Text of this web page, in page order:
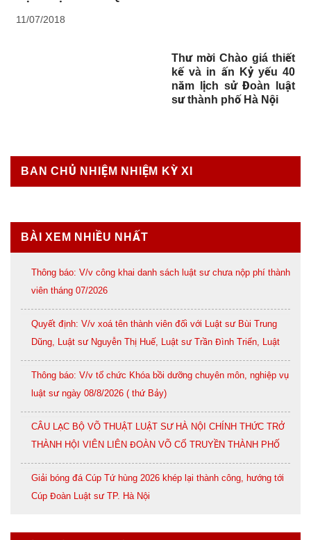
11/07/2018
Thư mời Chào giá thiết
kế và in ấn Kỷ yếu 40
năm lịch sử Đoàn luật
sư thành phố Hà Nội
BAN CHỦ NHIỆM NHIỆM KỲ XI
BÀI XEM NHIỀU NHẤT
Thông báo: V/v công khai danh sách luật sư chưa nộp phí thành
viên tháng 07/2026
Quyết định: V/v xoá tên thành viên đối với Luật sư Bùi Trung
Dũng, Luật sư Nguyễn Thị Huế, Luật sư Trần Đình Triển, Luật
sư Lê Thị Oanh
Thông báo: V/v tổ chức Khóa bồi dưỡng chuyên môn, nghiệp vụ
luật sư ngày 08/8/2026 ( thứ Bảy)
CÂU LẠC BỘ VÕ THUẬT LUẬT SƯ HÀ NỘI CHÍNH THỨC TRỞ
THÀNH HỘI VIÊN LIÊN ĐOÀN VÕ CỔ TRUYỀN THÀNH PHỐ
HÀ NỘI
Giải bóng đá Cúp Tứ hùng 2026 khép lại thành công, hướng tới
Cúp Đoàn Luật sư TP. Hà Nội